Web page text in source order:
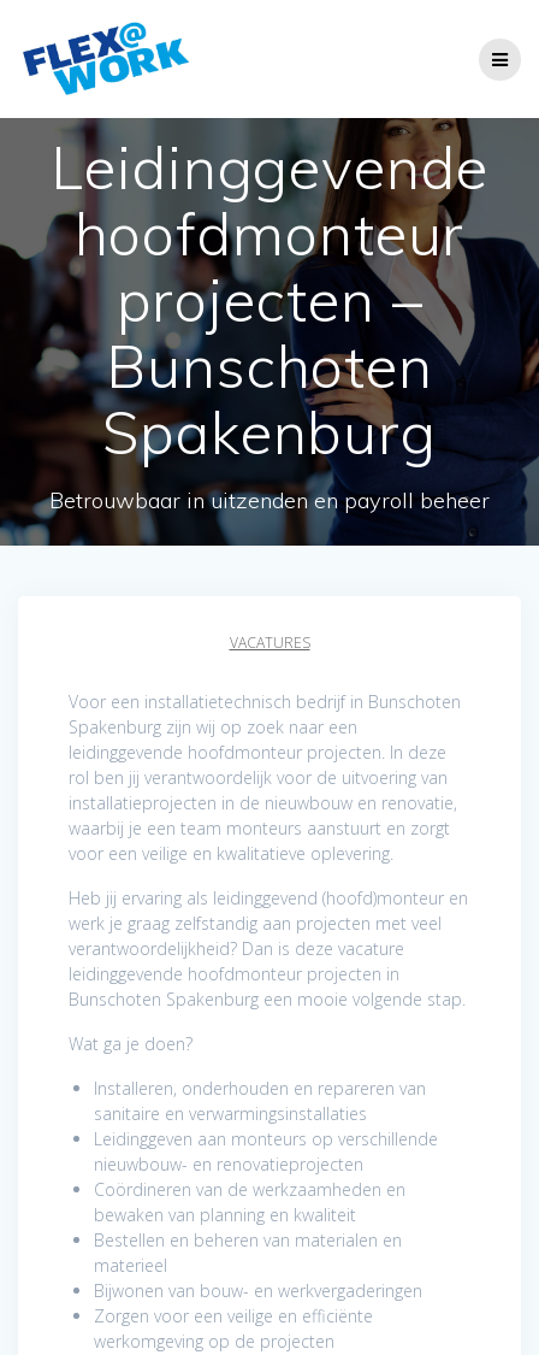
Leidinggevende
hoofdmonteur
projecten –
Bunschoten
Spakenburg
Betrouwbaar in uitzenden en payroll beheer
VACATURES
Voor een installatietechnisch bedrijf in Bunschoten
Spakenburg zijn wij op zoek naar een
leidinggevende hoofdmonteur projecten. In deze
rol ben jij verantwoordelijk voor de uitvoering van
installatieprojecten in de nieuwbouw en renovatie,
waarbij je een team monteurs aanstuurt en zorgt
voor een veilige en kwalitatieve oplevering.
Heb jij ervaring als leidinggevend (hoofd)monteur en
werk je graag zelfstandig aan projecten met veel
verantwoordelijkheid? Dan is deze vacature
leidinggevende hoofdmonteur projecten in
Bunschoten Spakenburg een mooie volgende stap.
Wat ga je doen?
Installeren, onderhouden en repareren van
sanitaire en verwarmingsinstallaties
Leidinggeven aan monteurs op verschillende
nieuwbouw- en renovatieprojecten
Coördineren van de werkzaamheden en
bewaken van planning en kwaliteit
Bestellen en beheren van materialen en
materieel
Bijwonen van bouw- en werkvergaderingen
Zorgen voor een veilige en efficiënte
werkomgeving op de projecten